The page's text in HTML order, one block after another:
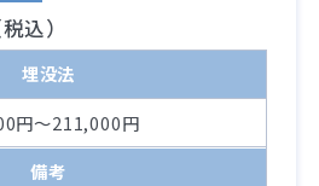
込）
埋没法
円～211,000円
備考